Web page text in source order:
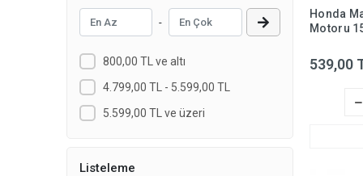
-
800,00 TL ve altı
4.799,00 TL - 5.599,00 TL
5.599,00 TL ve üzeri
Listeleme
Honda
Motoru
HF204-
539,00